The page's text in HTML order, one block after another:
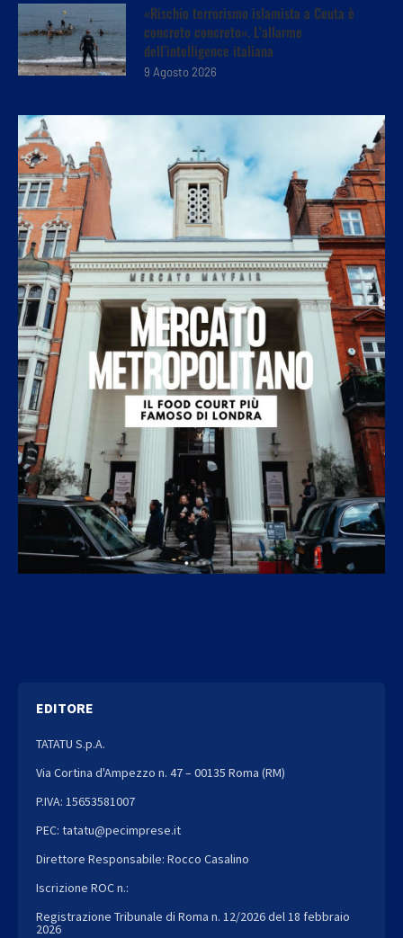
«Rischio terrorismo islamista a Ceuta è
concreto concreto». L’allarme
dell’intelligence italiana
9 Agosto 2026
EDITORE
TATATU S.p.A.
Via Cortina d'Ampezzo n. 47 – 00135 Roma (RM)
P.IVA: 15653581007
PEC: tatatu@pecimprese.it
Direttore Responsabile: Rocco Casalino
Iscrizione ROC n.:
Registrazione Tribunale di Roma n. 12/2026 del 18 febbraio
2026